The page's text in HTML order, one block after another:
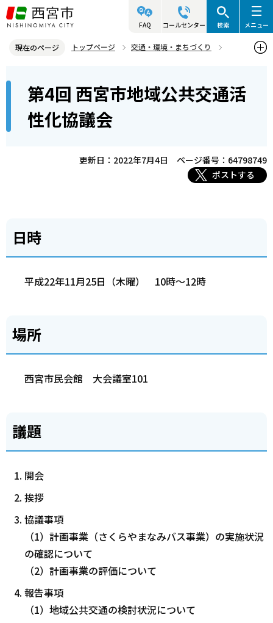
こ
の
ジ
頭
FAQ コールセンター 検索 メニュー
現在のページ トップページ
交通・環境・まちづくり
西宮市地域公共交通活性化協議会
第4回 西宮市地域公共交通活
性化協議会
更新日：2022年7月4日
ページ番号：64798749
ポストする
日時
平成22年11月25日（木曜） 10時～12時
場所
西宮市民会館 大会議室101
議題
開会
挨拶
協議事項
（1）計画事業（さくらやまなみバス事業）の実施状況
の確認について
（2）計画事業の評価について
報告事項
（1）地域公共交通の検討状況について